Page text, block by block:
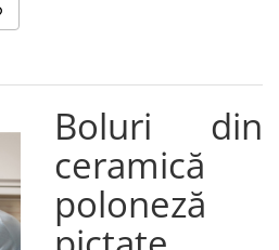
Boluri din
ceramică
poloneză